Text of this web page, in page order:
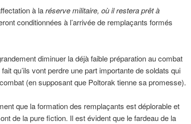
à laréserve militaire, où il restera prêt à
conditionnées à l’arrivée de remplaçants formés
diminuer la déjà faible préparation au combat
qu’ils vont perdre une part importante de soldats qui
(en supposant que Poltorak tienne sa promesse).
que la formation des remplaçants est déplorable et
de la pure fiction. Il est évident que le fardeau de la